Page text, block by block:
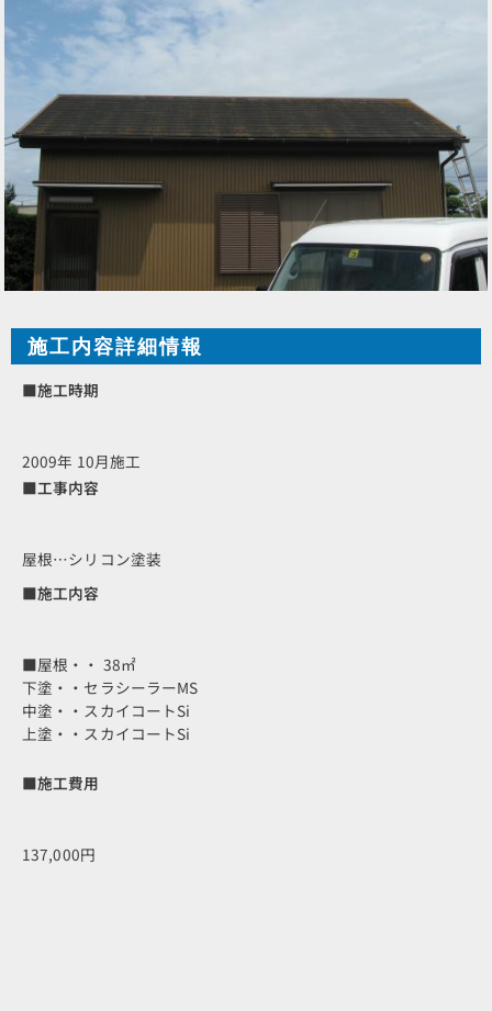
施工内容詳細情報
■施工時期
2009年 10月施工
■工事内容
屋根…シリコン塗装
■施工内容
■屋根・・ 38㎡
下塗・・セラシーラーMS
中塗・・スカイコートSi
上塗・・スカイコートSi
■施工費用
137,000円